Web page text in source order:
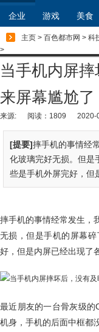
企业 游戏 美食
主页 > 百色都市网 > 科
>
当手机内屏
来屏幕尴尬了
来源: 阅读：1809 2020-
[提要]摔手机的事情经
化玻璃完好无损。但是
些是手机外屏完好，但
摔手机的事情经常发生，
无损，但是手机的屏幕
好，但是内屏已经出现了
最近朋友的一台骨灰级的
机身，手机的后面中框都